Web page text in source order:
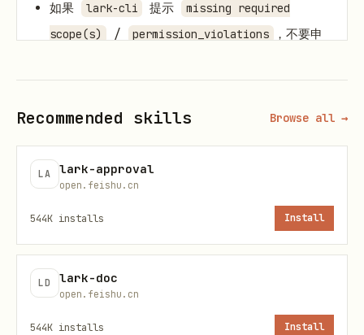
如果
lark-cli 提示
missing required
scope(s)
/ permission_violations
，不要申
chat/2f4nb0e1-fe00-4f67-bed7-
如果 lark-cli 返回
https://go.larkoffice.com/join-
chat/2f4nb0e1-fe00-4f67-bed7-
25beaf533fbd
定位
Recommended skills Browse all →
LA lark-approval
open.feishu.cn
544K installs Install
LD lark-doc
open.feishu.cn
544K installs Install